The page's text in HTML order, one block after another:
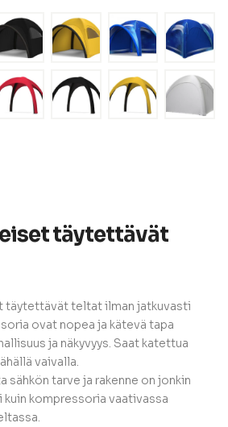
täytettävät
täytettävät teltat ilman jatkuvasti
ovat nopea ja kätevä tapa
ja näkyvyys. Saat katettua
vaivalla.
sähkön tarve ja rakenne on jonkin
kuin kompressoria vaativassa